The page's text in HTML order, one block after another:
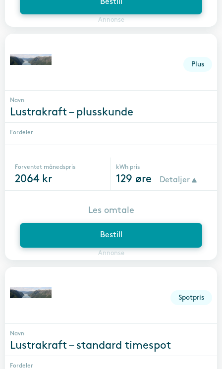
Bestill
Annonse
Plus
Navn
Lustrakraft – plusskunde
Fordeler
Forventet månedspris
2064kr
kWh pris
129 øre Detaljer
Bestill
Annonse
Les omtale
Spotpris
Navn
Lustrakraft – standard timespot
Fordeler